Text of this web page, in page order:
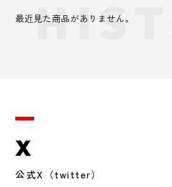
最近見た商品がありません。
X
公式X（twitter）